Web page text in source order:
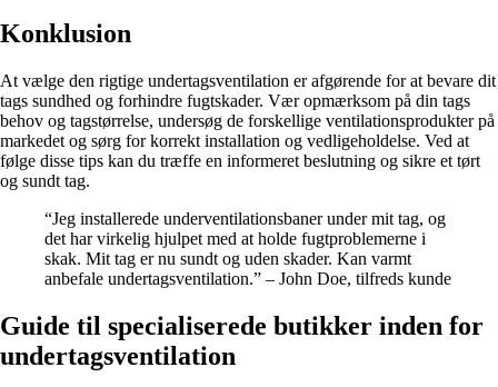
Konklusion
At vælge den rigtige undertagsventilation er afgørende for at bevare dit
tags sundhed og forhindre fugtskader. Vær opmærksom på din tags
behov og tagstørrelse, undersøg de forskellige ventilationsprodukter på
markedet og sørg for korrekt installation og vedligeholdelse. Ved at
følge disse tips kan du træffe en informeret beslutning og sikre et tørt
og sundt tag.
“Jeg installerede underventilationsbaner under mit tag, og
det har virkelig hjulpet med at holde fugtproblemerne i
skak. Mit tag er nu sundt og uden skader. Kan varmt
anbefale undertagsventilation.” – John Doe, tilfreds kunde
Guide til specialiserede butikker inden for
undertagsventilation